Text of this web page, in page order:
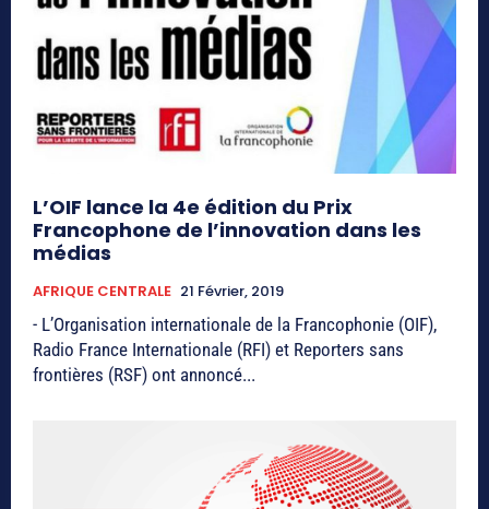
L’OIF lance la 4e édition du Prix
Francophone de l’innovation dans les
médias
AFRIQUE CENTRALE 21 Février, 2019
- L’Organisation internationale de la Francophonie (OIF),
Radio France Internationale (RFI) et Reporters sans
frontières (RSF) ont annoncé...